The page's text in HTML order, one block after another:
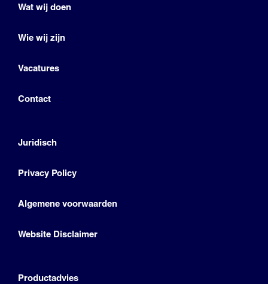
Wat wij doen
Wie wij zijn
Vacatures
Contact
Juridisch
Privacy Policy
Algemene voorwaarden
Website Disclaimer
Productadvies